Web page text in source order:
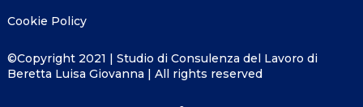
Cookie Policy
©Copyright 2021 | Studio di Consulenza del Lavoro di
Beretta Luisa Giovanna | All rights reserved